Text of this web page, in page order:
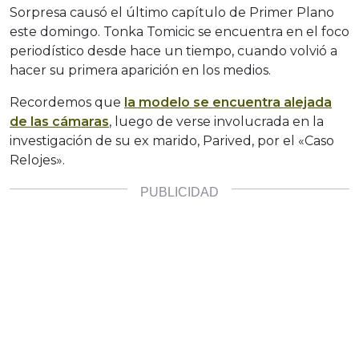
Sorpresa causó el último capítulo de Primer Plano
este domingo. Tonka Tomicic se encuentra en el foco
periodístico desde hace un tiempo, cuando volvió a
hacer su primera aparición en los medios.
Recordemos que la modelo se encuentra alejada
de las cámaras, luego de verse involucrada en la
investigación de su ex marido, Parived, por el «Caso
Relojes».